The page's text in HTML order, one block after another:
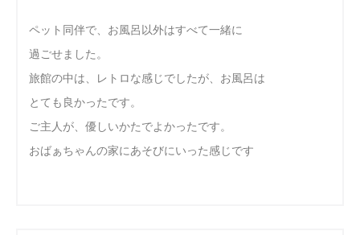
ペット同伴で、お風呂以外はすべて一緒に
過ごせました。
旅館の中は、レトロな感じでしたが、お風呂は
とても良かったです。
ご主人が、優しいかたでよかったです。
おばぁちゃんの家にあそびにいった感じです